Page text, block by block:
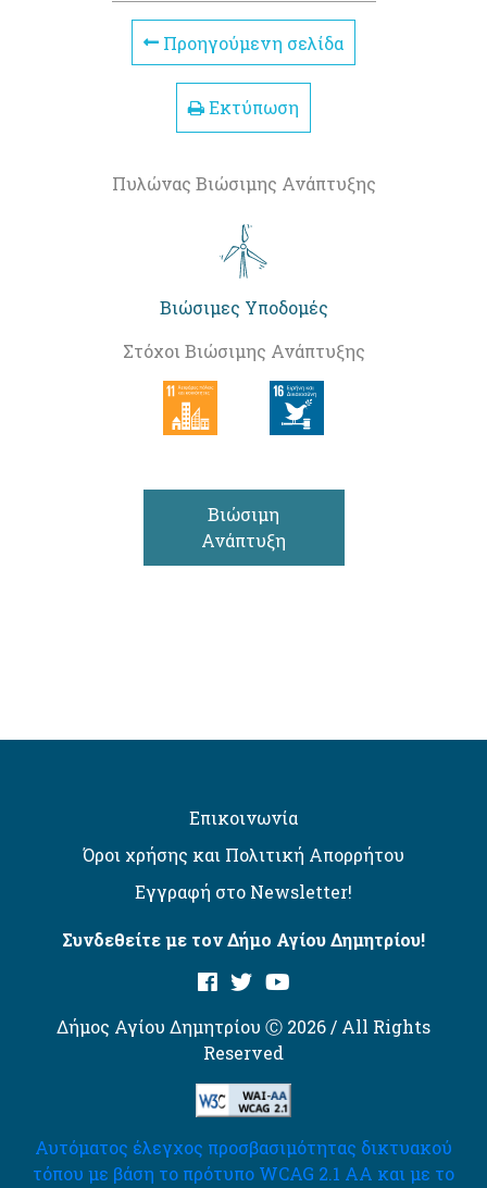
Προηγούμενη σελίδα
Εκτύπωση
Πυλώνας Βιώσιμης Ανάπτυξης
Βιώσιμες Υποδομές
Στόχοι Βιώσιμης Ανάπτυξης
Βιώσιμη
Ανάπτυξη
Επικοινωνία
Όροι χρήσης και Πολιτική Απορρήτου
Εγγραφή στο Newsletter!
Συνδεθείτε με τον Δήμο Αγίου Δημητρίου!
Δήμος Αγίου Δημητρίου Ⓒ 2026 / All Rights
Reserved
Αυτόματος έλεγχος προσβασιμότητας δικτυακού
τόπου με βάση το πρότυπο WCAG 2.1 AA και με το